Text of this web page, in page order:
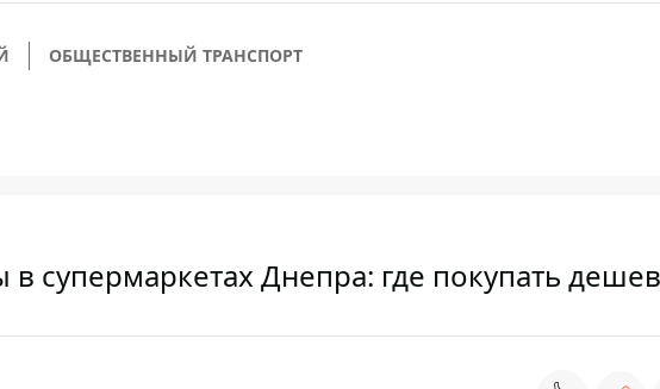
ОБЩЕСТВЕННЫЙ ТРАНСПОРТ
супермаркетах Днепра: где покупать